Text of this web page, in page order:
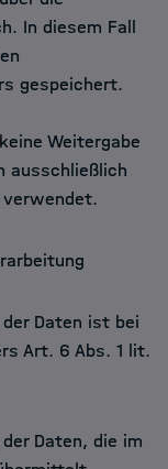
In diesem Fall
gespeichert.
Weitergabe
ausschließlich
verwendet.
Daten ist bei
Art. 6 Abs. 1 lit.
Daten, die im